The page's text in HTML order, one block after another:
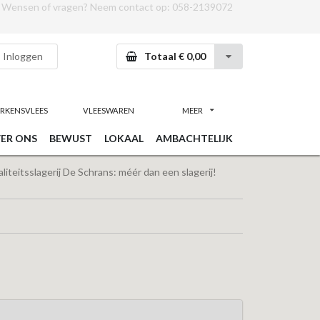
Wensen of vragen? Neem contact op: 058-2139072
Inloggen Totaal € 0,00
VLEESWAREN MEER
ONS BEWUST LOKAAL AMBACHTELIJK
De Schrans: méér dan een slagerij!